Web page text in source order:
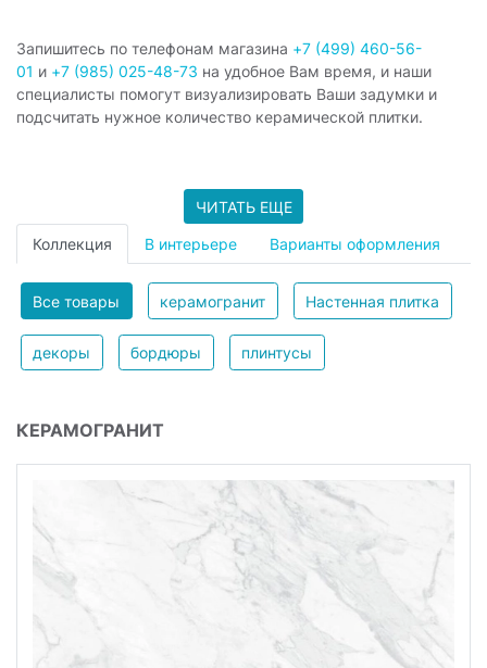
Запишитесь по телефонам магазина +7 (499) 460-56-
01 и +7 (985) 025-48-73 на удобное Вам время, и наши
специалисты помогут визуализировать Ваши задумки и
подсчитать нужное количество керамической плитки.
ЧИТАТЬ ЕЩЕ
Коллекция В интерьере Варианты оформления
Все товары керамогранит Настенная плитка
декоры бордюры плинтусы
КЕРАМОГРАНИТ